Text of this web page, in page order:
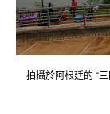
拍攝於阿根廷的 “